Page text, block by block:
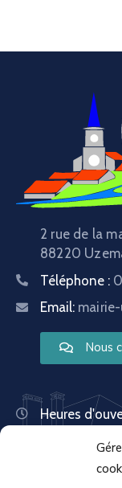
2 rue de la
88220
Téléphone :
Email:
Nous
Heures
Mardi : 13:30
Mercredi :